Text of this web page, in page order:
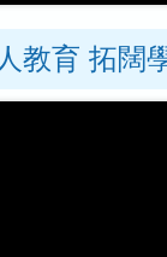
教育 拓闊